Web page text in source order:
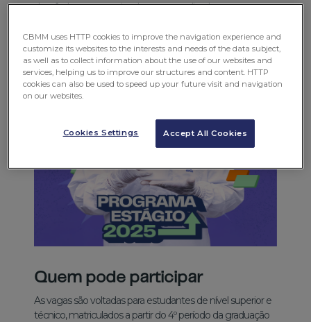
desafiadores que estimulam o aprendizado e promovem
Quem pode participar
As vagas são voltadas para estudantes de nível superior e
técnico, matriculados a partir do 4º período da graduação
CBMM uses HTTP cookies to improve the navigation experience and
customize its websites to the interests and needs of the data subject,
as well as to collect information about the use of our websites and
services, helping us to improve our structures and content. HTTP
cookies can also be used to speed up your future visit and navigation
on our websites.
Accept All Cookies
Cookies Settings